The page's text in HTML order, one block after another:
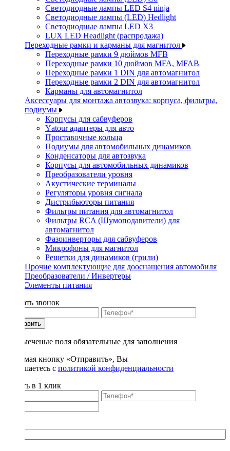
Светодиодные лампы LED S4 ninja
Светодиодные лампы (LED) Hedlight
Светодиодные лампы LED X3
LUX LED Headlight (распродажа)
Переходные рамки и карманы для магнитол
Переходные рамки 9 дюймов MFB
Переходные рамки 10 дюймов MFA, MFAB
Переходные рамки 1 DIN для автомагнитол
Переходные рамки 2 DIN для автомагнитол
Карманы для автомагнитол
Аксессуары для монтажа автозвука: корпуса, фильтры,
подиумы
Корпусы для сабвуферов
Yаtour адаптеры для авто
Проставочные кольца
Подиумы для автомобильных динамиков
Конденсаторы для автозвука
Корпусы для автомобильных динамиков
Преобразователи уровня
Акустические терминалы
Регуляторы уровня сигнала
Дистрибьюторы питания
Фильтры питания для автомагнитол
Фильтры RCA (Шумоподавители) для
автомагнитол
Фазоинверторы для сабвуферов
Микрофоны для магнитол
Решетки для динамиков (грили)
Прочие комплектующие для дооснащения автомобиля
Преобразователи / Инвертеры
Элементы питания
Заказать звонок
Отправить
* - отмеченые поля обязательные для заполнения
Нажимая кнопку «Отправить», Вы
соглашаетесь с политикой конфиденциальности
Купить в 1 клик